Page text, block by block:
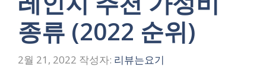
종류 (2022 순위)
2월 21, 2022 작성자: 리뷰는요기